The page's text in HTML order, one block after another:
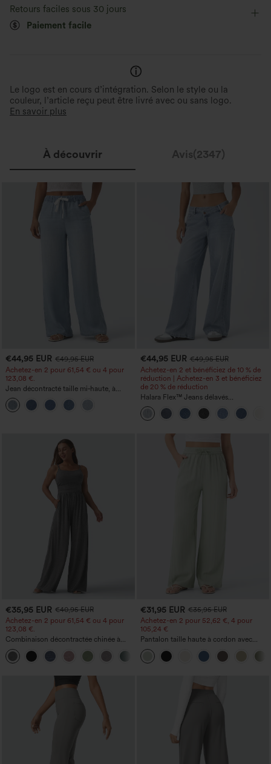
Retours faciles sous 30 jours
Paiement facile
Le logo est en cours d’intégration. Selon le style ou la
couleur, l’article reçu peut être livré avec ou sans logo.
En savoir plus
À découvrir Avis(2347)
€44,95 EUR €49,95 EUR
Achetez-en 2 pour 61,54 € ou 4 pour
123,08 €.
Jean décontracté taille mi‑haute, à
cordon de serrage, avec poches
€44,95 EUR €49,95 EUR
Achetez-en 2 et bénéficiez de 10 % de
réduction | Achetez-en 3 et bénéficiez
de 20 % de réduction
Halara Flex™ Jeans délavés
décontractés, coupe baggy à jambe
large, taille basse asymétrique, poches
zippées
€35,95 EUR €40,95 EUR
Achetez-en 2 pour 61,54 € ou 4 pour
123,08 €.
Combinaison décontractée chinée à
bretelles réglables, fronces et jambes
larges, avec poches — facile comme
tout
€31,95 EUR €35,95 EUR
Achetez-en 2 pour 52,62 €, 4 pour
105,24 €
Pantalon taille haute à cordon avec
poches, jambe large et coupe ample,
style décontracté, effet lin